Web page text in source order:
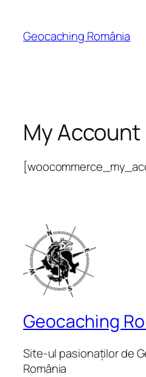
content
Geocaching România
My Account
Geocaching
Site-ul pasionaților de
România